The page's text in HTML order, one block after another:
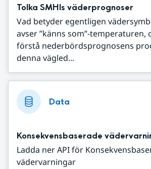
Tolka SMHIs väderprognoser
Vad betyder egentligen
avser ”känns som”-temperaturen,
förstå nederbördsprognosens
denna vägled...
Data
Konsekvensbaserade
Ladda ner API för
vädervarningar